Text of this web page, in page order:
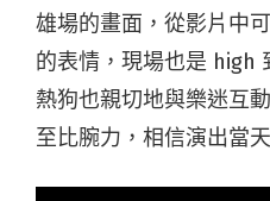
雄場的畫面，從影片中
的表情，現場也是 high
熱狗也親切地與樂迷互
至比腕力，相信演出當